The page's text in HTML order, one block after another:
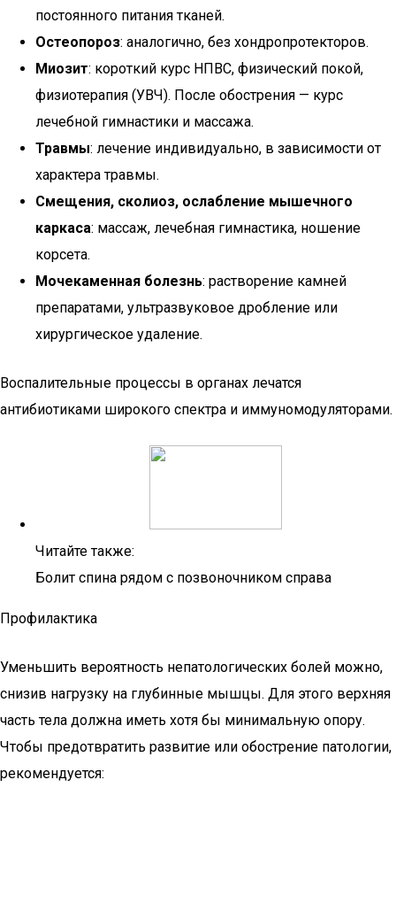
постоянного питания тканей.
Остеопороз: аналогично, без хондропротекторов.
Миозит: короткий курс НПВС, физический покой,
физиотерапия (УВЧ). После обострения — курс
лечебной гимнастики и массажа.
Травмы: лечение индивидуально, в зависимости от
характера травмы.
Смещения, сколиоз, ослабление мышечного
каркаса: массаж, лечебная гимнастика, ношение
корсета.
Мочекаменная болезнь: растворение камней
препаратами, ультразвуковое дробление или
хирургическое удаление.
Воспалительные процессы в органах лечатся
антибиотиками широкого спектра и иммуномодуляторами.
Читайте также:
Болит спина рядом с позвоночником справа
Профилактика
Уменьшить вероятность непатологических болей можно,
снизив нагрузку на глубинные мышцы. Для этого верхняя
часть тела должна иметь хотя бы минимальную опору.
Чтобы предотвратить развитие или обострение патологии,
рекомендуется: